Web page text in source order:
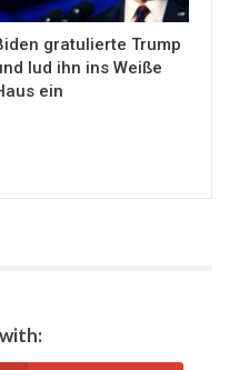
gratulierte Trump
lud ihn ins Weiße
ein